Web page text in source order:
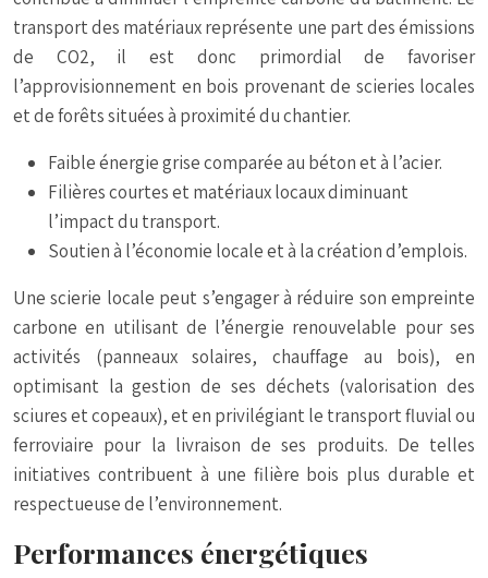
transport des matériaux représente une part des émissions
de CO2, il est donc primordial de favoriser
l’approvisionnement en bois provenant de scieries locales
et de forêts situées à proximité du chantier.
Faible énergie grise comparée au béton et à l’acier.
Filières courtes et matériaux locaux diminuant
l’impact du transport.
Soutien à l’économie locale et à la création d’emplois.
Une scierie locale peut s’engager à réduire son empreinte
carbone en utilisant de l’énergie renouvelable pour ses
activités (panneaux solaires, chauffage au bois), en
optimisant la gestion de ses déchets (valorisation des
sciures et copeaux), et en privilégiant le transport fluvial ou
ferroviaire pour la livraison de ses produits. De telles
initiatives contribuent à une filière bois plus durable et
respectueuse de l’environnement.
Performances énergétiques